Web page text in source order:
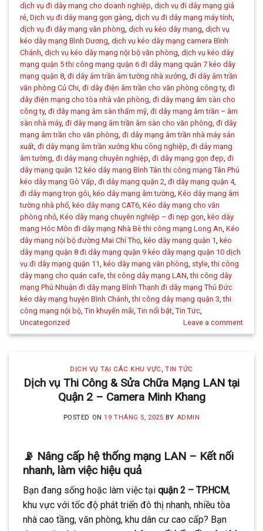
dịch vụ đi dây mạng cho doanh nghiệp,dịch vụ đi dây mạng giá
rẻ,Dịch vụ đi dây mạng gọn gàng,dịch vụ đi dây mạng máy tính,
dịch vụ đi dây mạng văn phòng,dịch vụ kéo dây mạng,dịch vụ
kéo dây mạng Bình Dương,dịch vụ kéo dây mạng camera Bình
Chánh,dịch vụ kéo dây mạng nội bộ văn phòng,dịch vụ kéo dây
mạng quận 5 thi công mạng quận 6 đi dây mạng quận 7 kéo dây
mạng quận 8,đi dây âm trần âm tường nhà xưởng,đi dây âm trần
văn phòng Củ Chi,đi dây điện âm trần cho văn phòng công ty,đi
dây điện mạng cho tòa nhà văn phòng,đi dây mạng âm sàn cho
công ty,đi dây mạng âm sàn thẩm mỹ,đi dây mạng âm trần – âm
sàn nhà máy,đi dây mạng âm trần âm sàn cho văn phòng,đi dây
mạng âm trần cho văn phòng,đi dây mạng âm trần nhà máy sản
xuất,đi dây mạng âm trần xưởng khu công nghiệp,đi dây mạng
âm tường,đi dây mạng chuyên nghiệp,đi dây mạng gọn đẹp,đi
dây mạng quận 12 kéo dây mạng Bình Tân thi công mạng Tân Phú
kéo dây mạng Gò Vấp,đi dây mạng quận 2,đi dây mạng quận 4,
đi dây mạng trọn gói, kéo dây mạng âm tường,Kéo dây mạng âm
tường nhà phố, kéo dây mạng CAT6,Kéo dây mạng cho văn
phòng nhỏ,Kéo dây mạng chuyên nghiệp – đi nẹp gọn, kéo dây
mạng Hóc Môn đi dây mạng Nhà Bè thi công mạng Long An,Kéo
dây mạng nội bộ đường Mai Chí Thọ, kéo dây mạng quận 1, kéo
dây mạng quận 8 đi dây mạng quận 9 kéo dây mạng quận 10 dịch
vụ đi dây mạng quận 11, kéo dây mạng văn phòng, style,thi công
dây mạng cho quán cafe,thi công dây mạng LAN,thi công dây
mạng Phú Nhuận đi dây mạng Bình Thạnh đi dây mạng Thủ Đức
kéo dây mạng huyện Bình Chánh,thi công dây mạng quận 3,thi
công mạng nội bộ,Tin khuyến mãi,Tin nổi bật,Tin Tức,
Uncategorized
Leave a comment
DỊCH VỤ TẠI CÁC KHU VỰC,TIN TỨC
Dịch vụ Thi Công & Sửa Chữa Mạng LAN tại
Quận 2 – Camera Minh Khang
POSTED ON19 THÁNG 5, 2025 BY ADMIN
📡 Nâng cấp hệ thống mạng LAN – Kết nối
nhanh, làm việc hiệu quả
Bạn đang sống hoặc làm việc tại quận 2 – TP.HCM,
khu vực với tốc độ phát triển đô thị nhanh, nhiều tòa
nhà cao tầng, văn phòng, khu dân cư cao cấp? Bạn